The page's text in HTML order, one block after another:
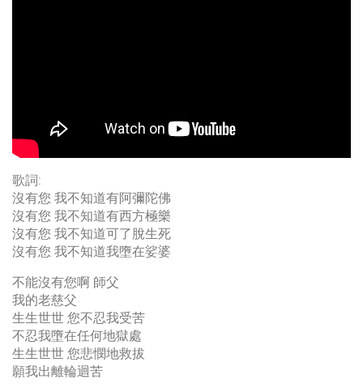
歌詞:
沒有您 我不知道有阿彌陀佛
沒有您 我不知道有西方極樂
沒有您 我不知道可了脫生死
沒有您 我不知道我墮在娑婆
不能沒有您啊 師父
我的老慈父
生生世世 您不忍我受苦
不忍我墮在任何地獄處
生生世世 您悲憫地救拔
願我出離輪迴苦